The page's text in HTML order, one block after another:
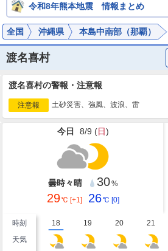
令和8年熊本地震 情報まとめ
全国 沖縄県 本島中南部（那覇）
渡名喜村
渡名喜村の警報・注意報
注意報 土砂災害、強風、波浪、雷
今日 8/9 (日)
曇時々晴 30%
29℃ [+1] 26℃ [0]
時刻 18 19 20 21
天気